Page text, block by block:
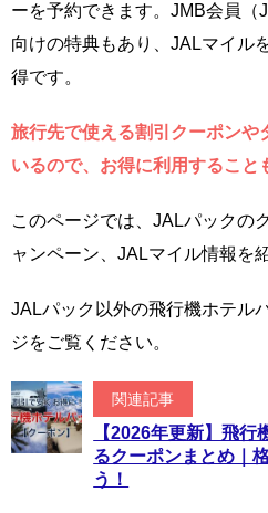
ーを予約できます。JMB会員（
向けの特典もあり、JALマイル
得です。
旅行先で使える割引クーポンや
いるので、お得に利用すること
このページでは、JALパックの
ャンペーン、JALマイル情報を
JALパック以外の飛行機ホテル
ジをご覧ください。
関連記事
【2026年更新】飛行
るクーポンまとめ｜
う！